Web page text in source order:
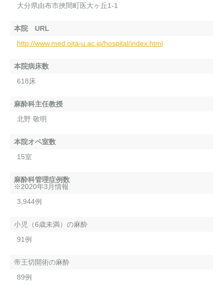
大分県由布市挾間町医大ヶ丘1-1
本院 URL
http://www.med.oita-u.ac.jp/hospital/index.html
本院病床数
618床
麻酔科主任教授
北野 敬明
本院オペ室数
15室
麻酔科管理症例数
※2020年3月情報
3,944例
小児（6歳未満）の麻酔
91例
帝王切開術の麻酔
89例